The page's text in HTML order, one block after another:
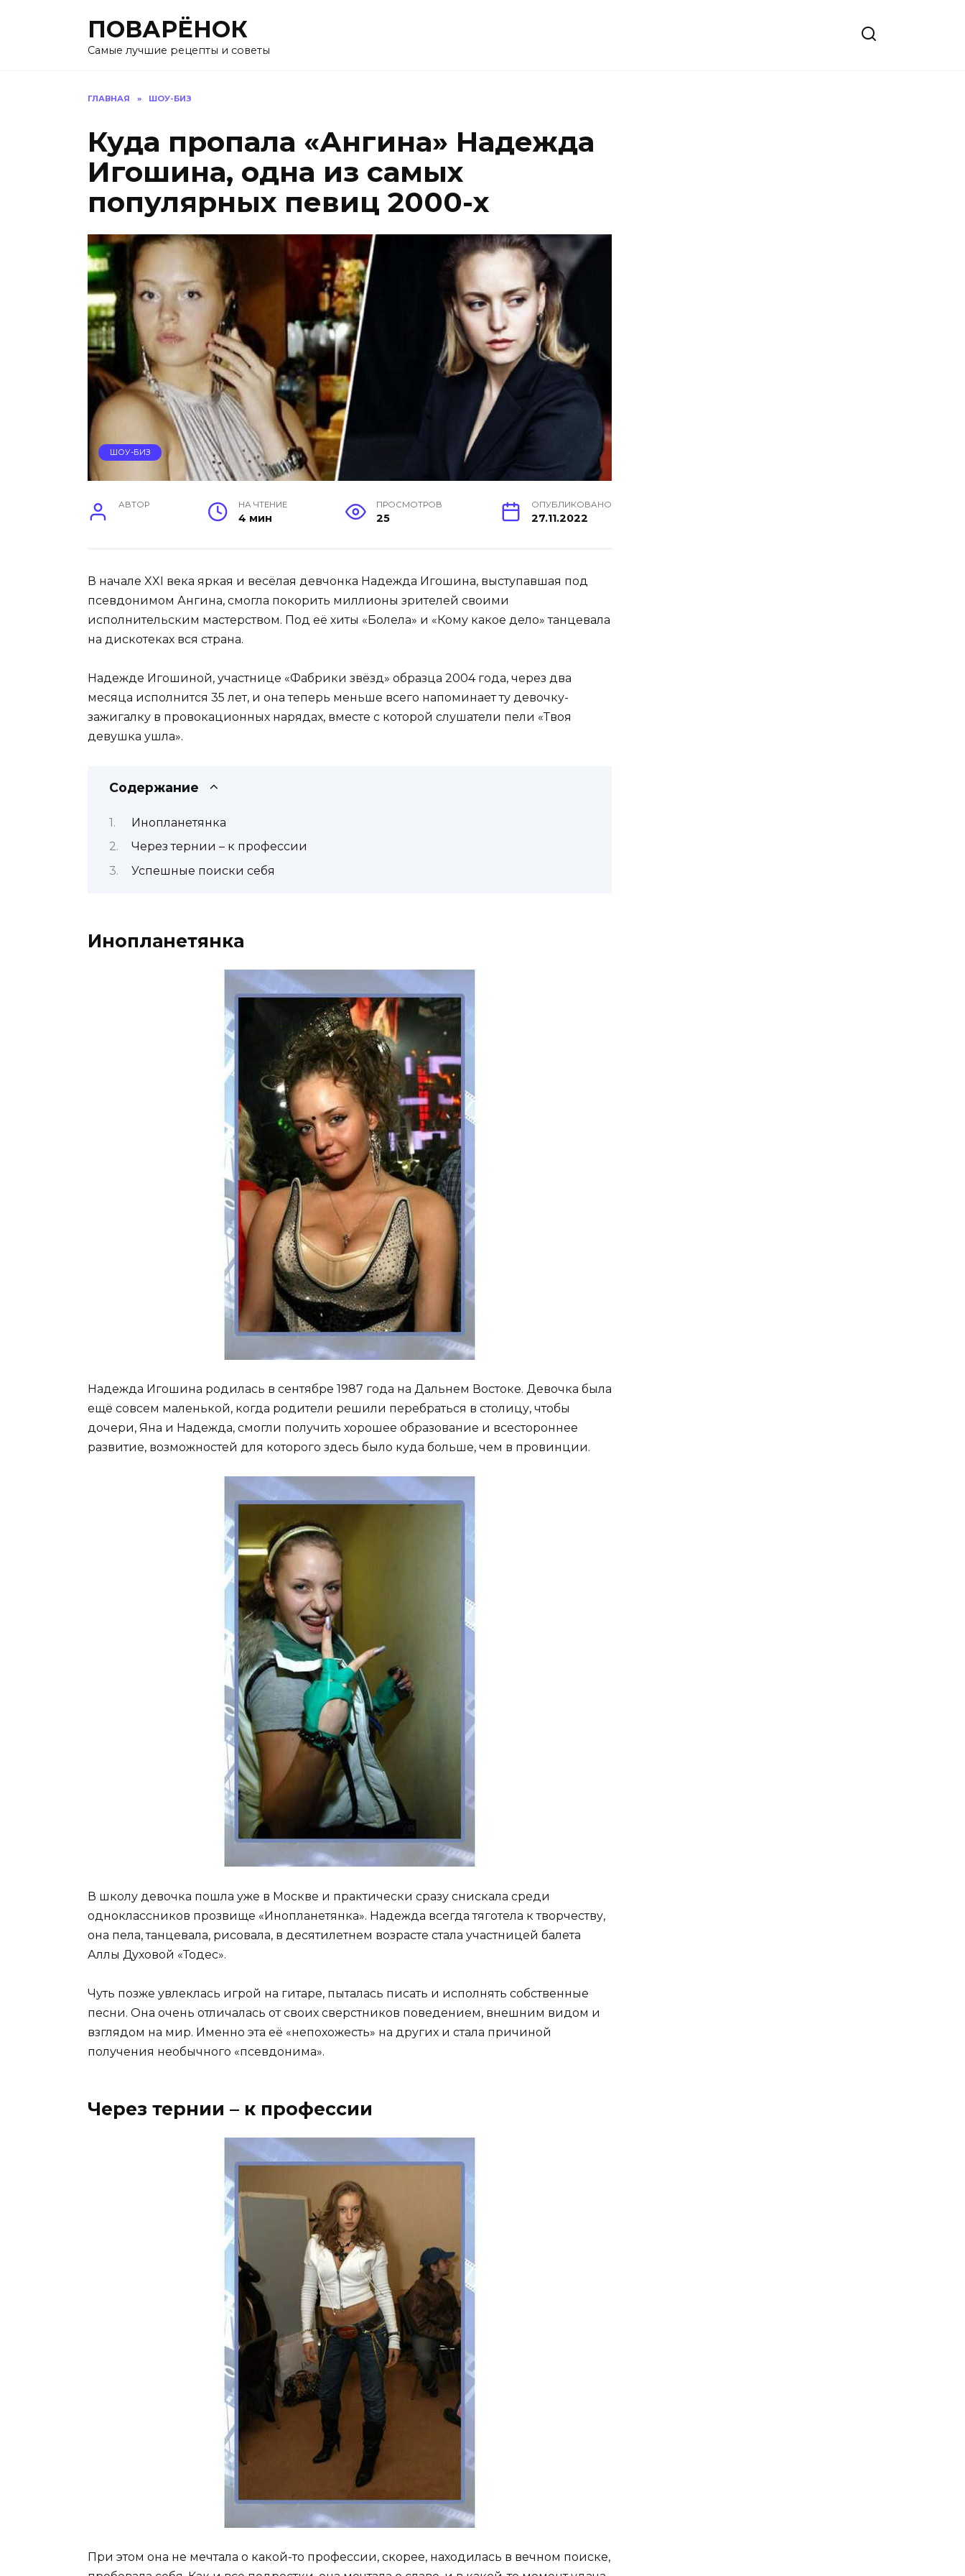
ПОВАРЁНОК
Самые лучшие рецепты и советы
ГЛАВНАЯ » ШОУ-БИЗ
Куда пропала «Ангина» Надежда
Игошина, одна из самых
популярных певиц 2000-х
ШОУ-БИЗ
АВТОР НА ЧТЕНИЕ
4 мин
ПРОСМОТРОВ
25
ОПУБЛИКОВАНО
27.11.2022
В начале XXI века яркая и весёлая девчонка Надежда Игошина, выступавшая под
псевдонимом Ангина, смогла покорить миллионы зрителей своими
исполнительским мастерством. Под её хиты «Болела» и «Кому какое дело» танцевала
на дискотеках вся страна.
Надежде Игошиной, участнице «Фабрики звёзд» образца 2004 года, через два
месяца исполнится 35 лет, и она теперь меньше всего напоминает ту девочку-
зажигалку в провокационных нарядах, вместе с которой слушатели пели «Твоя
девушка ушла».
Содержание
Инопланетянка
Через тернии – к профессии
Успешные поиски себя
Инопланетянка
Надежда Игошина родилась в сентябре 1987 года на Дальнем Востоке. Девочка была
ещё совсем маленькой, когда родители решили перебраться в столицу, чтобы
дочери, Яна и Надежда, смогли получить хорошее образование и всестороннее
развитие, возможностей для которого здесь было куда больше, чем в провинции.
В школу девочка пошла уже в Москве и практически сразу снискала среди
одноклассников прозвище «Инопланетянка». Надежда всегда тяготела к творчеству,
она пела, танцевала, рисовала, в десятилетнем возрасте стала участницей балета
Аллы Духовой «Тодес».
Чуть позже увлеклась игрой на гитаре, пыталась писать и исполнять собственные
песни. Она очень отличалась от своих сверстников поведением, внешним видом и
взглядом на мир. Именно эта её «непохожесть» на других и стала причиной
получения необычного «псевдонима».
Через тернии – к профессии
При этом она не мечтала о какой-то профессии, скорее, находилась в вечном поиске,